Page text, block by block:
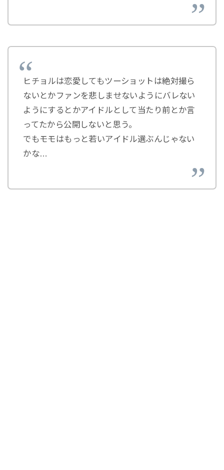
ヒチョルは恋愛してもツーショットは絶対撮ら
ないとかファンを悲しませないようにバレない
ようにするとかアイドルとして当たり前とか言
ってたから公開しないと思う。
でもモモはもっと若いアイドル選ぶんじゃない
かな…